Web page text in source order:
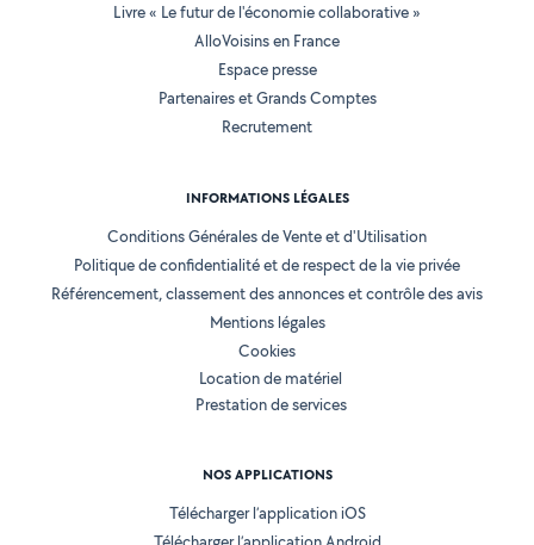
Livre « Le futur de l'économie collaborative »
AlloVoisins en France
Espace presse
Partenaires et Grands Comptes
Recrutement
INFORMATIONS LÉGALES
Conditions Générales de Vente et d'Utilisation
Politique de confidentialité et de respect de la vie privée
Référencement, classement des annonces et contrôle des avis
Mentions légales
Cookies
Location de matériel
Prestation de services
NOS APPLICATIONS
Télécharger l’application iOS